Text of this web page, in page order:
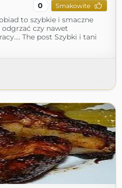
0 Smakowite
to szybkie i smaczne
czy nawet
The post Szybki i tani